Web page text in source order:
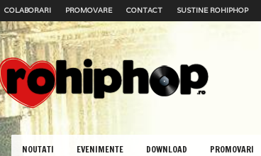
COLABORARI PROMOVARE CONTACT SUSTINE ROHIPHOP
NOUTATI EVENIMENTE DOWNLOAD PROMOVARI